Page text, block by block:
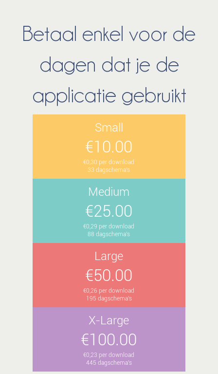
Betaal enkel voor de
dagen dat je de
applicatie gebruikt
Small
€10.00
€0,30 per download
33 dagschema's
Medium
€25.00
€0,29 per download
88 dagschema's
Large
€50.00
€0,26 per download
195 dagschema's
X-Large
€100.00
€0,23 per download
445 dagschema's